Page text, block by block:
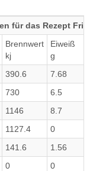
für das Rezept
Brennwert
kj
Eiweiß
g
390.6
7.68
730
6.5
1146
8.7
1127.4
0
141.6
1.56
0
0